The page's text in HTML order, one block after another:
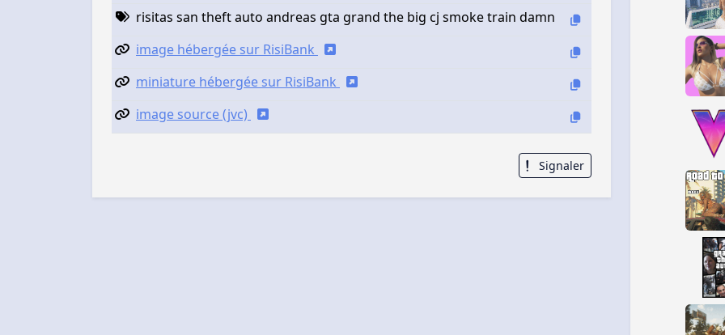
risitas san theft auto andreas gta grand the big cj smoke train damn
image hébergée sur RisiBank
miniature hébergée sur RisiBank
image source (jvc)
Signaler